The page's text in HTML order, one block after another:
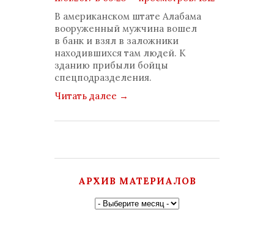
В американском штате Алабама
вооруженный мужчина вошел
в банк и взял в заложники
находившихся там людей. К
зданию прибыли бойцы
спецподразделения.
Читать далее →
АРХИВ МАТЕРИАЛОВ